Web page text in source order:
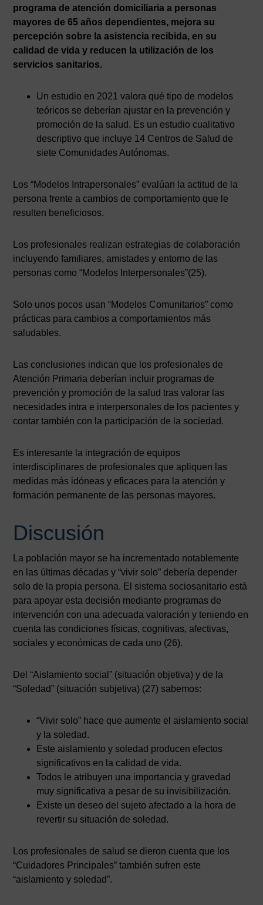
programa de atención domiciliaria a personas
mayores de 65 años dependientes, mejora su
percepción sobre la asistencia recibida, en su
calidad de vida y reducen la utilización de los
servicios sanitarios.
Un estudio en 2021 valora qué tipo de modelos
teóricos se deberían ajustar en la prevención y
promoción de la salud. Es un estudio cualitativo
descriptivo que incluye 14 Centros de Salud de
siete Comunidades Autónomas.
Los “Modelos Intrapersonales” evalúan la actitud de la
persona frente a cambios de comportamiento que le
resulten beneficiosos.
Los profesionales realizan estrategias de colaboración
incluyendo familiares, amistades y entorno de las
personas como “Modelos Interpersonales”(25).
Solo unos pocos usan “Modelos Comunitarios” como
prácticas para cambios a comportamientos más
saludables.
Las conclusiones indican que los profesionales de
Atención Primaria deberían incluir programas de
prevención y promoción de la salud tras valorar las
necesidades intra e interpersonales de los pacientes y
contar también con la participación de la sociedad.
Es interesante la integración de equipos
interdisciplinares de profesionales que apliquen las
medidas más idóneas y eficaces para la atención y
formación permanente de las personas mayores.
Discusión
La población mayor se ha incrementado notablemente
en las últimas décadas y “vivir solo” debería depender
solo de la propia persona. El sistema sociosanitario está
para apoyar esta decisión mediante programas de
intervención con una adecuada valoración y teniendo en
cuenta las condiciones físicas, cognitivas, afectivas,
sociales y económicas de cada uno (26).
Del “Aislamiento social” (situación objetiva) y de la
“Soledad” (situación subjetiva) (27) sabemos:
“Vivir solo” hace que aumente el aislamiento social
y la soledad.
Este aislamiento y soledad producen efectos
significativos en la calidad de vida.
Todos le atribuyen una importancia y gravedad
muy significativa a pesar de su invisibilización.
Existe un deseo del sujeto afectado a la hora de
revertir su situación de soledad.
Los profesionales de salud se dieron cuenta que los
“Cuidadores Principales” también sufren este
“aislamiento y soledad”.
AVISO LEGAL|POLÍTICA DE PRIVACIDAD|COOKIES
CONDICIONES DE CONTRATACIÓN